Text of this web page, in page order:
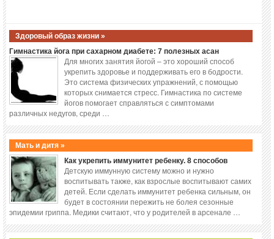
Здоровый образ жизни »
Гимнастика йога при сахарном диабете: 7 полезных асан
Для многих занятия йогой – это хороший способ
укрепить здоровье и поддерживать его в бодрости.
Это система физических упражнений, с помощью
которых снимается стресс. Гимнастика по системе
йогов помогает справляться с симптомами
различных недугов, среди …
Мать и дитя »
Как укрепить иммунитет ребенку. 8 способов
Детскую иммунную систему можно и нужно
воспитывать также, как взрослые воспитывают самих
детей. Если сделать иммунитет ребенка сильным, он
будет в состоянии пережить не болея сезонные
эпидемии гриппа. Медики считают, что у родителей в арсенале …